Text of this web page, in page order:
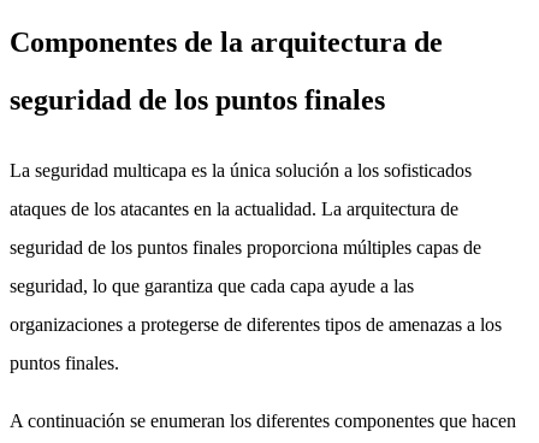
Componentes de la arquitectura de
seguridad de los puntos finales
La seguridad multicapa es la única solución a los sofisticados
ataques de los atacantes en la actualidad. La arquitectura de
seguridad de los puntos finales proporciona múltiples capas de
seguridad, lo que garantiza que cada capa ayude a las
organizaciones a protegerse de diferentes tipos de amenazas a los
puntos finales.
A continuación se enumeran los diferentes componentes que hacen